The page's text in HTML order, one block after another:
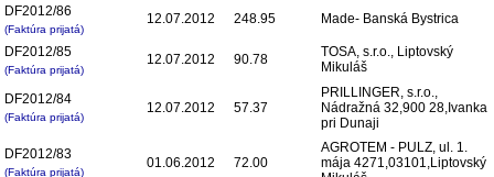
DF2012/86
(Faktúra prijatá)
12.07.2012 248.95 Made- Banská Bystrica
DF2012/85
(Faktúra prijatá)
12.07.2012 90.78
TOSA, s.r.o., Liptovský
Mikuláš
DF2012/84
(Faktúra prijatá)
12.07.2012 57.37
PRILLINGER, s.r.o.,
Nádražná 32,900 28,Ivanka
pri Dunaji
DF2012/83
(Faktúra prijatá)
01.06.2012 72.00
AGROTEM - PULZ, ul. 1.
mája 4271,03101,Liptovský